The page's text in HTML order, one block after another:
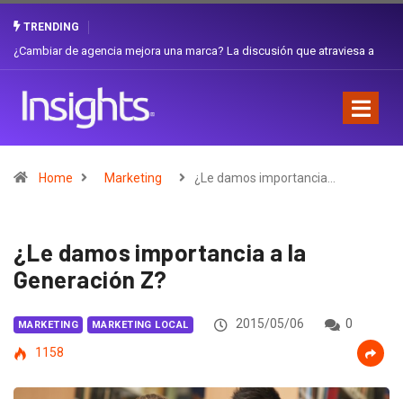
TRENDING
Gabriela Herrera y el arte de cambiarse el sombrero en Corporación
Home Marketing ¿Le damos importancia…
¿Le damos importancia a la
Generación Z?
MARKETING MARKETING LOCAL 2015/05/06
0
1158